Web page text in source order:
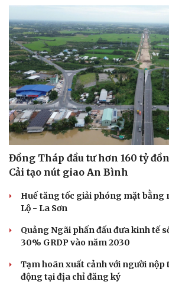
Đồng Tháp đầu tư hơn 160 tỷ
Cải tạo nút giao An Bình
Huế tăng tốc giải phóng mặt bằng
Lộ - La Sơn
Quảng Ngãi phấn đấu đưa kinh tế
30% GRDP vào năm 2030
Tạm hoãn xuất cảnh với người nộp
động tại địa chỉ đăng ký